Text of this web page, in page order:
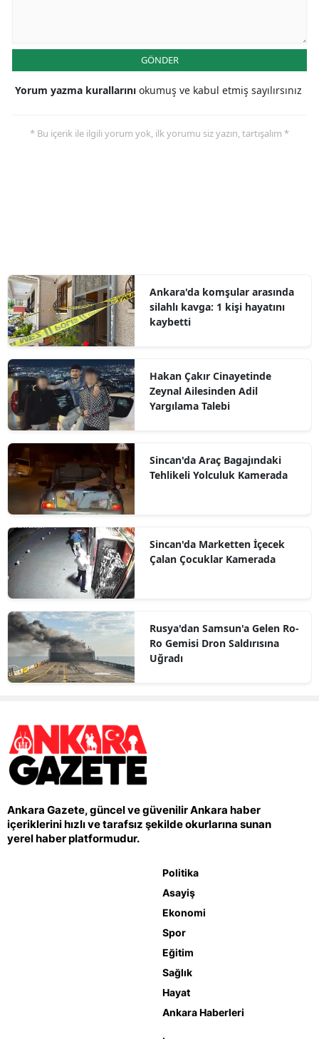
GÖNDER
Yorum yazma kurallarını okumuş ve kabul etmiş sayılırsınız
* Bu içerik ile ilgili yorum yok, ilk yorumu siz yazın, tartışalım *
Ankara'da komşular arasında
silahlı kavga: 1 kişi hayatını
kaybetti
Hakan Çakır Cinayetinde
Zeynal Ailesinden Adil
Yargılama Talebi
Sincan'da Araç Bagajındaki
Tehlikeli Yolculuk Kamerada
Sincan'da Marketten İçecek
Çalan Çocuklar Kamerada
Rusya'dan Samsun'a Gelen Ro-
Ro Gemisi Dron Saldırısına
Uğradı
Ankara Gazete, güncel ve güvenilir Ankara haber
içeriklerini hızlı ve tarafsız şekilde okurlarına sunan
yerel haber platformudur.
Politika
Asayiş
Ekonomi
Spor
Eğitim
Sağlık
Hayat
Ankara Haberleri